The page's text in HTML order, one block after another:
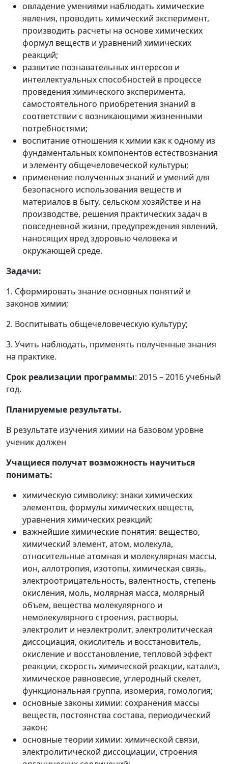
овладение умениями наблюдать химические
явления, проводить химический эксперимент,
производить расчеты на основе химических
формул веществ и уравнений химических
реакций;
развитие познавательных интересов и
интеллектуальных способностей в процессе
проведения химического эксперимента,
самостоятельного приобретения знаний в
соответствии с возникающими жизненными
потребностями;
воспитание отношения к химии как к одному из
фундаментальных компонентов естествознания
и элементу общечеловеческой культуры;
применение полученных знаний и умений для
безопасного использования веществ и
материалов в быту, сельском хозяйстве и на
производстве, решения практических задач в
повседневной жизни, предупреждения явлений,
наносящих вред здоровью человека и
окружающей среде.
Задачи:
1. Сформировать знание основных понятий и
законов химии;
2. Воспитывать общечеловеческую культуру;
3. Учить наблюдать, применять полученные знания
на практике.
Срок реализации программы: 2015 – 2016 учебный
год.
Планируемые результаты.
В результате изучения химии на базовом уровне
ученик должен
Учащиеся получат возможность научиться
понимать:
химическую символику: знаки химических
элементов, формулы химических веществ,
уравнения химических реакций;
важнейшие химические понятия: вещество,
химический элемент, атом, молекула,
относительные атомная и молекулярная массы,
ион, аллотропия, изотопы, химическая связь,
электроотрицательность, валентность, степень
окисления, моль, молярная масса, молярный
объем, вещества молекулярного и
немолекулярного строения, растворы,
электролит и неэлектролит, электролитическая
диссоциация, окислитель и восстановитель,
окисление и восстановление, тепловой эффект
реакции, скорость химической реакции, катализ,
химическое равновесие, углеродный скелет,
функциональная группа, изомерия, гомология;
основные законы химии: сохранения массы
веществ, постоянства состава, периодический
закон;
основные теории химии: химической связи,
электролитической диссоциации, строения